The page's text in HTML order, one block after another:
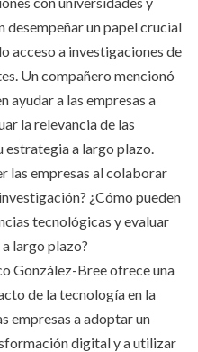
desempeñar un papel crucial
acceso a investigaciones de
Un compañero mencionó
ayudar a las empresas a
la relevancia de las
estrategia a largo plazo.
las empresas al colaborar
¿Cómo pueden
tecnológicas y evaluar
largo plazo?
González-Bree ofrece una
de la tecnología en la
empresas a adoptar un
digital y a utilizar